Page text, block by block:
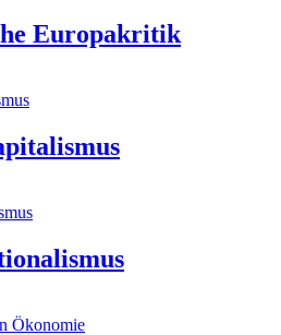
Europakritik